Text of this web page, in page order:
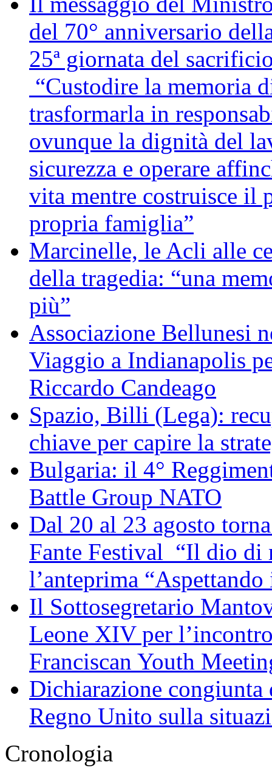
del 70° anniversario
25ª giornata del
“Custodire la memoria
trasformarla in
ovunque la dignità del
sicurezza e operare
vita mentre costruisce il
propria famiglia”
Marcinelle, le Acli alle
della tragedia: “una
più”
Associazione Bellunesi
Viaggio a Indianapolis
Riccardo Candeago
Spazio, Billi (Lega):
chiave per capire la
Bulgaria: il 4°
Battle Group NATO
Dal 20 al 23 agosto
Fante Festival “Il dio di
l’anteprima
Il Sottosegretario
Leone XIV per
Franciscan Youth
Dichiarazione
Regno Unito sulla
Cronologia